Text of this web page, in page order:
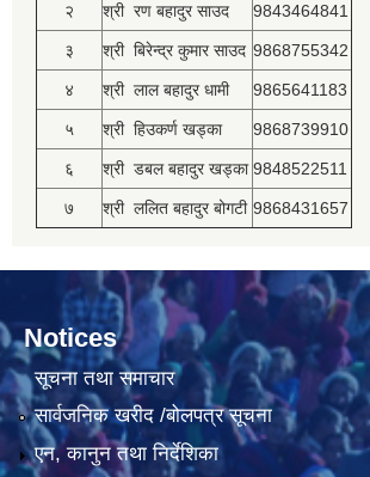
२ श्री रण बहादुर साउद 9843464841
३ श्री बिरेन्द्र कुमार साउद 9868755342
४ श्री लाल बहादुर धामी 9865641183
५ श्री हिउकर्ण खड्का 9868739910
६ श्री डबल बहादुर खड्का 9848522511
७ श्री ललित बहादुर बोगटी 9868431657
Notices
सूचना तथा समाचार
सार्वजनिक खरीद /बोलपत्र सूचना
एन, कानुन तथा निर्देशिका